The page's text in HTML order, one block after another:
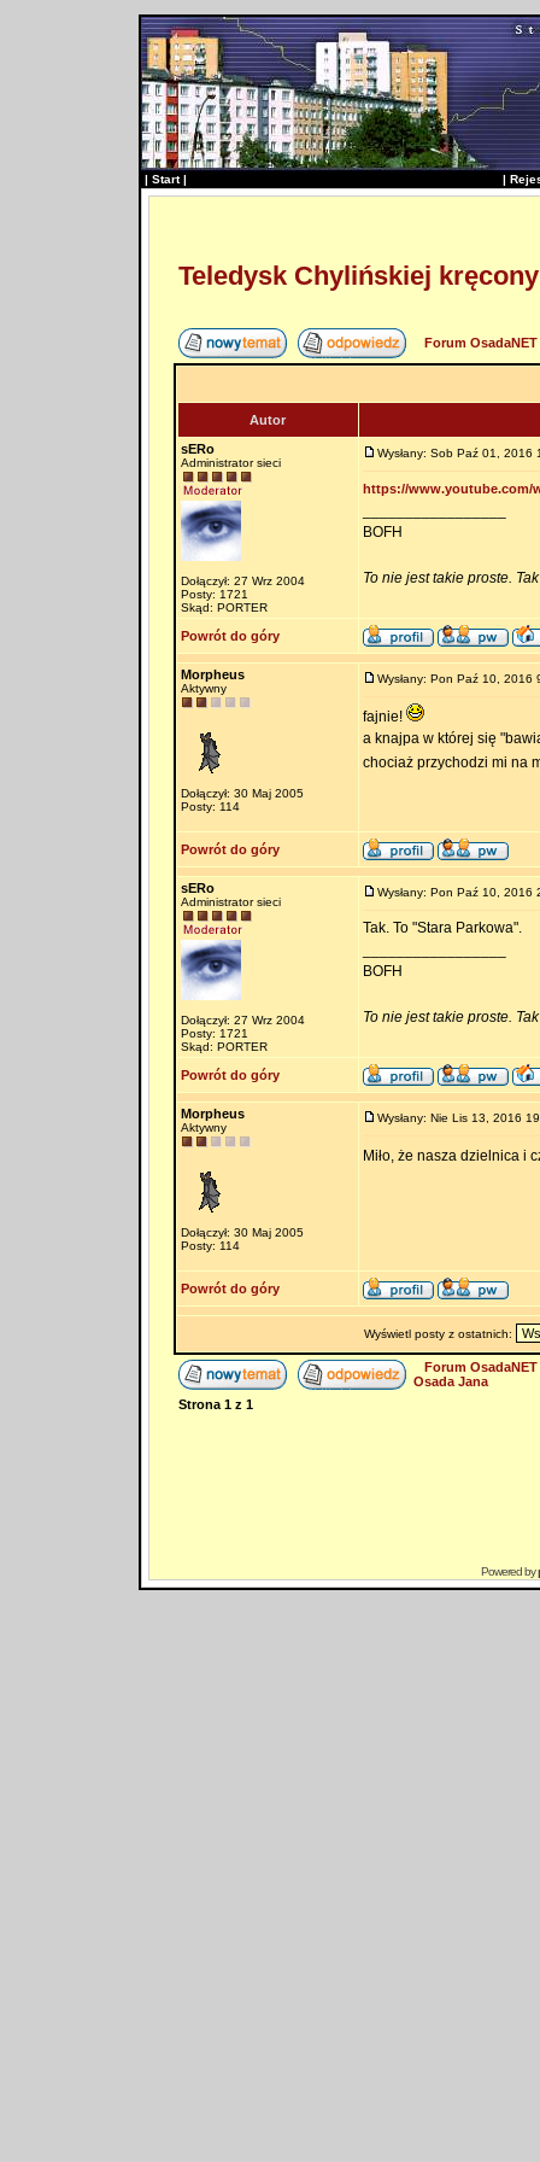
| Start| |
Teledysk Chylińskiej
Forum
Autor
sERo
Administrator sieci
Dołączył: 27 Wrz 2004
Posty: 1721
Skąd: PORTER
Wysłany: Sob Paź 01, 2016
https://www.youtube.com/
BOFH
To nie jest takie proste.
Powrót do góry
Morpheus
Aktywny
Dołączył: 30 Maj 2005
Posty: 114
Wysłany: Pon Paź 10, 2016
fajnie!
a knajpa w której się
chociaż przychodzi mi na
Powrót do góry
sERo
Administrator sieci
Dołączył: 27 Wrz 2004
Posty: 1721
Skąd: PORTER
Wysłany: Pon Paź 10, 2016
Tak. To "Stara Parkowa".
BOFH
To nie jest takie proste.
Powrót do góry
Morpheus
Aktywny
Dołączył: 30 Maj 2005
Posty: 114
Wysłany: Nie Lis 13, 2016
Miło, że nasza dzielnica i
Powrót do góry
Wyświetl posty z ostatnich:
Forum
Osada Jana
Strona 1z 1
Powered by